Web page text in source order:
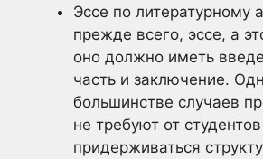
Эссе по литературному
прежде всего, эссе, а
оно должно иметь
часть и заключение.
большинстве случаев
не требуют от студентов
придерживаться